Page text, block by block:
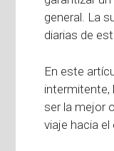
general. La
diarias de
En este
intermitente,
ser la mejor
viaje hacia